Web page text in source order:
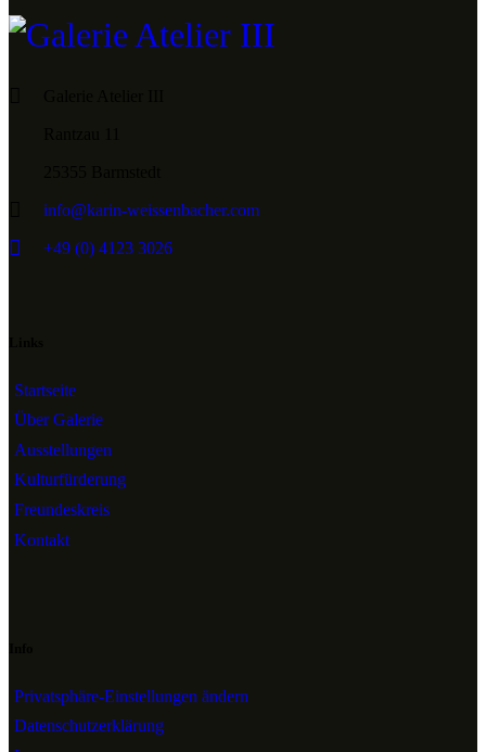
info@karin-weissenbacher.com
+49 (0) 4123 3026
Startseite
Über Galerie
Ausstellungen
Kulturfürderung
Freundeskreis
Kontakt
Privatsphäre-Einstellungen ändern
Datenschutzerklärung